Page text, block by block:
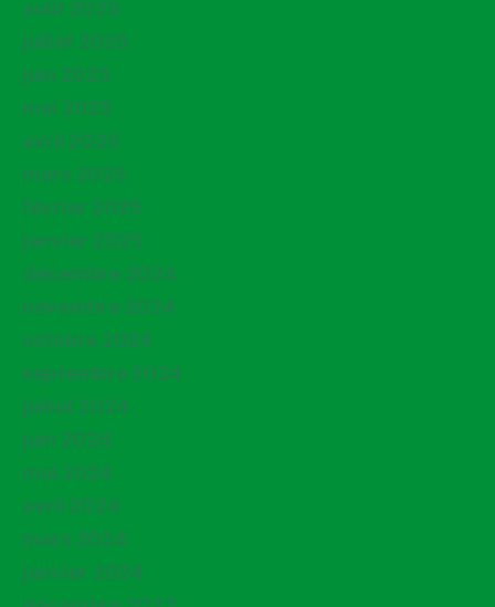
août 2025
juillet 2025
juin 2025
mai 2025
avril 2025
mars 2025
février 2025
janvier 2025
décembre 2024
novembre 2024
octobre 2024
septembre 2024
juillet 2024
juin 2024
mai 2024
avril 2024
mars 2024
janvier 2024